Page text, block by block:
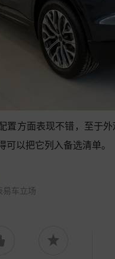
置方面表现不错，至于
以把它列入备选清单。
易车立场